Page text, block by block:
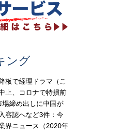
ング
板で経理ドラマ（こ
止、コロナで特損前
場締め出しに中国が
容認へなど3件：今
界ニュース（2020年